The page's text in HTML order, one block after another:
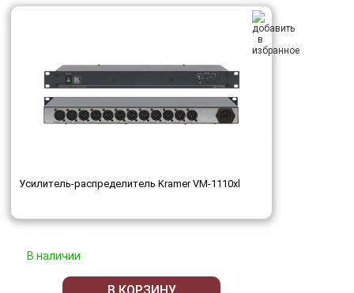
Усилитель-распределитель Kramer VM-1110xl
В наличии
В КОРЗИНУ